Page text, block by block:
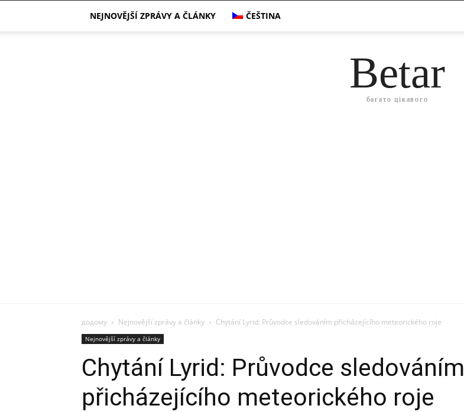
NEJNOVĚJŠÍ ZPRÁVY A ČLÁNKY ČEŠTINA
Betar
багато цікавого
додому Nejnovější zprávy a články Chytání Lyrid: Průvodce sledováním přicházejícího meteorického roje
Nejnovější zprávy a články
Chytání Lyrid: Průvodce sledováním
přicházejícího meteorického roje